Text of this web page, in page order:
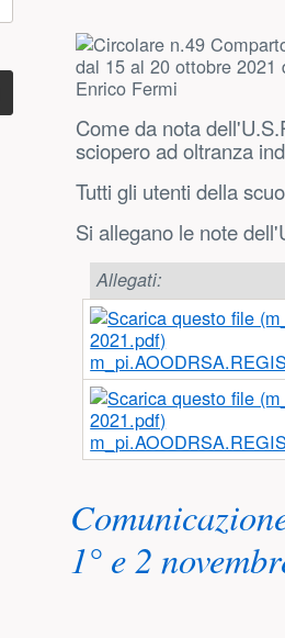
Come da nota
sciopero ad oltranza
Tutti gli utenti della
Si allegano le note
Allegati:
1° e 2